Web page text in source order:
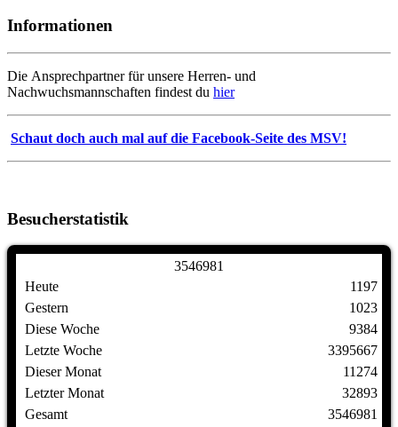
Informationen
Die Ansprechpartner für unsere Herren- und
Nachwuchsmannschaften findest du hier
Schaut doch auch mal auf die Facebook-Seite des MSV!
Besucherstatistik
3546981
Heute
Gestern
Diese Woche
Letzte Woche
Dieser Monat
Letzter Monat
Gesamt
1197
1023
9384
3395667
11274
32893
3546981